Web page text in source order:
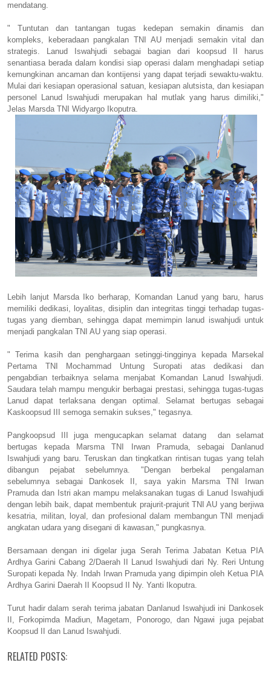
mendatang.
" Tuntutan dan tantangan tugas kedepan semakin dinamis dan
kompleks, keberadaan pangkalan TNI AU menjadi semakin vital dan
strategis. Lanud Iswahjudi sebagai bagian dari koopsud II harus
senantiasa berada dalam kondisi siap operasi dalam menghadapi setiap
kemungkinan ancaman dan kontijensi yang dapat terjadi sewaktu-waktu.
Mulai dari kesiapan operasional satuan, kesiapan alutsista, dan kesiapan
personel Lanud Iswahjudi merupakan hal mutlak yang harus dimiliki,"
Jelas Marsda TNI Widyargo Ikoputra.
Lebih lanjut Marsda Iko berharap, Komandan Lanud yang baru, harus
memiliki dedikasi, loyalitas, disiplin dan integritas tinggi terhadap tugas-
tugas yang diemban, sehingga dapat memimpin lanud iswahjudi untuk
menjadi pangkalan TNI AU yang siap operasi.
" Terima kasih dan penghargaan setinggi-tingginya kepada Marsekal
Pertama TNI Mochammad Untung Suropati atas dedikasi dan
pengabdian terbaiknya selama menjabat Komandan Lanud Iswahjudi.
Saudara telah mampu mengukir berbagai prestasi, sehingga tugas-tugas
Lanud dapat terlaksana dengan optimal. Selamat bertugas sebagai
Kaskoopsud III semoga semakin sukses," tegasnya.
Pangkoopsud III juga mengucapkan selamat datang dan selamat
bertugas kepada Marsma TNI Irwan Pramuda, sebagai Danlanud
Iswahjudi yang baru. Teruskan dan tingkatkan rintisan tugas yang telah
dibangun pejabat sebelumnya. "Dengan berbekal pengalaman
sebelumnya sebagai Dankosek II, saya yakin Marsma TNI Irwan
Pramuda dan Istri akan mampu melaksanakan tugas di Lanud Iswahjudi
dengan lebih baik, dapat membentuk prajurit-prajurit TNI AU yang berjiwa
kesatria, militan, loyal, dan profesional dalam membangun TNI menjadi
angkatan udara yang disegani di kawasan," pungkasnya.
Bersamaan dengan ini digelar juga Serah Terima Jabatan Ketua PIA
Ardhya Garini Cabang 2/Daerah II Lanud Iswahjudi dari Ny. Reri Untung
Suropati kepada Ny. Indah Irwan Pramuda yang dipimpin oleh Ketua PIA
Ardhya Garini Daerah II Koopsud II Ny. Yanti Ikoputra.
Turut hadir dalam serah terima jabatan Danlanud Iswahjudi ini Dankosek
II, Forkopimda Madiun, Magetam, Ponorogo, dan Ngawi juga pejabat
Koopsud II dan Lanud Iswahjudi.
RELATED POSTS: